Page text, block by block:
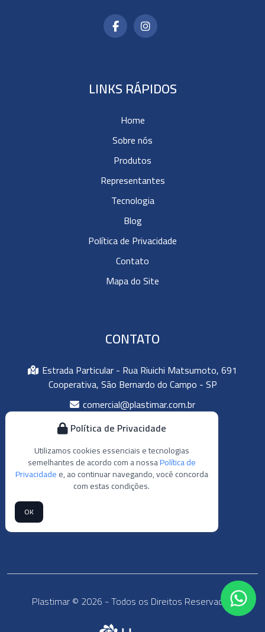
LINKS RÁPIDOS
Home
Sobre nós
Produtos
Representantes
Tecnologia
Blog
Política de Privacidade
Contato
Mapa do Site
CONTATO
Estrada Particular - Rua Riuichi Matsumoto, 691
Cooperativa, São Bernardo do Campo - SP
comercial@plastimar.com.br
rh@plastimar.com.br
qualidade@plastimar.com.br
(11) 4059-5326
(11) 4059-3054
Plastimar © 2026 - Todos os Direitos Reservados
Política de Privacidade
Utilizamos cookies essenciais e tecnologias
semelhantes de acordo com a nossaPolítica de
Privacidadee, ao continuar navegando, você concorda
com estas condições.
OK